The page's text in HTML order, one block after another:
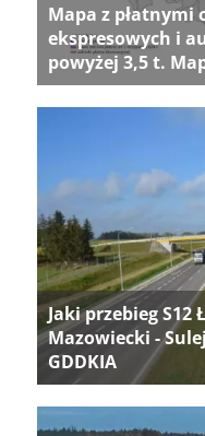
Mapa z płatnymi
ekspresowych i
powyżej 3,5 t.
Jaki przebieg S12
Mazowiecki -
GDDKIA